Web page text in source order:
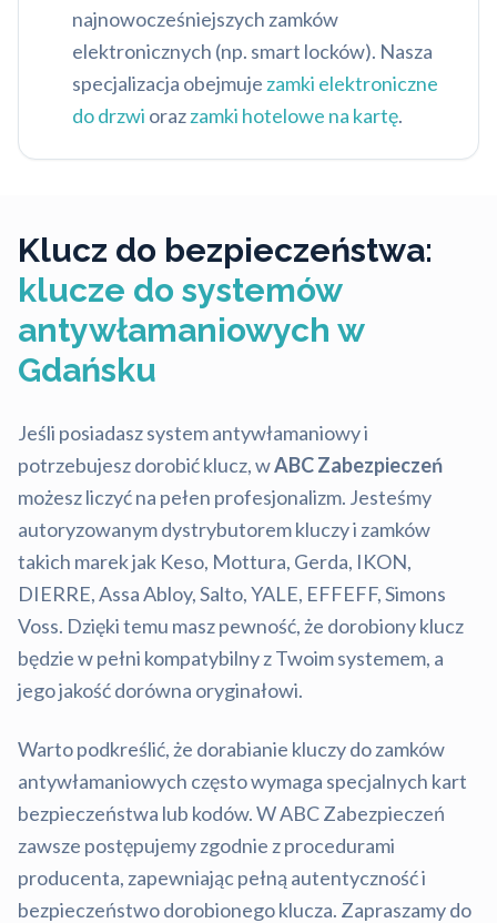
najnowocześniejszych zamków
elektronicznych (np. smart locków). Nasza
specjalizacja obejmuje zamki elektroniczne
do drzwi orazzamki hotelowe na kartę.
Klucz do bezpieczeństwa:
klucze do systemów
antywłamaniowych w
Gdańsku
Jeśli posiadasz system antywłamaniowy i
potrzebujesz dorobić klucz, wABC Zabezpieczeń
możesz liczyć na pełen profesjonalizm. Jesteśmy
autoryzowanym dystrybutorem kluczy i zamków
takich marek jak Keso, Mottura, Gerda, IKON,
DIERRE, Assa Abloy, Salto, YALE, EFFEFF, Simons
Voss. Dzięki temu masz pewność, że dorobiony klucz
będzie w pełni kompatybilny z Twoim systemem, a
jego jakość dorówna oryginałowi.
Warto podkreślić, że dorabianie kluczy do zamków
antywłamaniowych często wymaga specjalnych kart
bezpieczeństwa lub kodów. W ABC Zabezpieczeń
zawsze postępujemy zgodnie z procedurami
producenta, zapewniając pełną autentyczność i
bezpieczeństwo dorobionego klucza. Zapraszamy do